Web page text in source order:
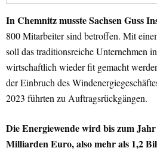
In Chemnitz musste Sachsen Guss
800 Mitarbeiter sind betroffen. Mit
soll das traditionsreiche Unternehmen
wirtschaftlich wieder fit gemacht
der Einbruch des
2023 führten zu Auftragsrückgängen.
Die Energiewende wird bis zum Jahr
Milliarden Euro, also mehr als 1,2